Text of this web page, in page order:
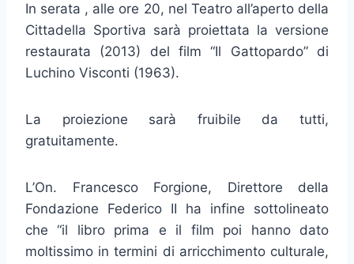
In serata , alle ore 20, nel Teatro all’aperto della
Cittadella Sportiva sarà proiettata la versione
restaurata (2013) del film “Il Gattopardo” di
Luchino Visconti (1963).
La proiezione sarà fruibile da tutti,
gratuitamente.
L’On. Francesco Forgione, Direttore della
Fondazione Federico II ha infine sottolineato
che “il libro prima e il film poi hanno dato
moltissimo in termini di arricchimento culturale,